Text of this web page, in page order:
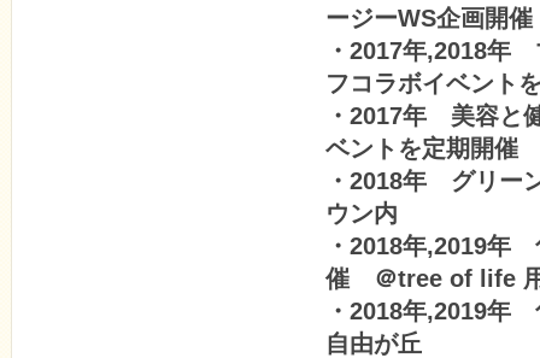
ージーWS企画開催
・2017年,2018年
フコラボイベント
・2017年 美容と
ベントを定期開催
・2018年 グリー
ウン内
・2018年,2019年
催 ＠tree of life
・2018年,2019
自由が丘